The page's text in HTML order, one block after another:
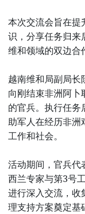
本次交流会旨在提
识，分享任务归来
维和领域的双边合
越南维和局副局
向刚结束非洲阿
的官兵。执行任务
助军人在经历非洲
工作和社会。
活动期间，官兵代
西兰专家与第3号
进行深入交流，收
理支持方案奠定基